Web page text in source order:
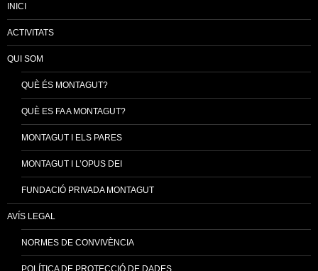
INICI
ACTIVITATS
QUI SOM
QUÈ ÉS MONTAGUT?
QUÈ ES FA A MONTAGUT?
MONTAGUT I ELS PARES
MONTAGUT I L’OPUS DEI
FUNDACIÓ PRIVADA MONTAGUT
AVÍS LEGAL
NORMES DE CONVIVÈNCIA
POLÍTICA DE PROTECCIÓ DE DADES